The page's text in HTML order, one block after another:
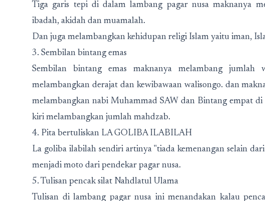
Tiga garis tepi di dalam lambang pagar nusa maknanya
ibadah, akidah dan muamalah.
Dan juga melambangkan kehidupan religi Islam yaitu iman,
3. Sembilan bintang emas
Sembilan bintang emas maknanya melambang
melambangkan derajat dan kewibawaan walisongo. dan
melambangkan nabi Muhammad SAW dan Bintang empat
kiri melambangkan jumlah mahdzab.
4. Pita bertuliskan LA GOLIBA ILABILAH
La goliba ilabilah sendiri artinya "tiada kemenangan selain
menjadi moto dari pendekar pagar nusa.
5. Tulisan pencak silat Nahdlatul Ulama
Tulisan di lambang pagar nusa ini menandakan kalau